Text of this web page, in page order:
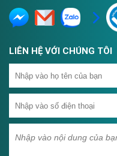
LIÊN HỆ VỚI CHÚNG TÔI